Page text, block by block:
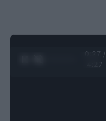
0:28 /
4:27